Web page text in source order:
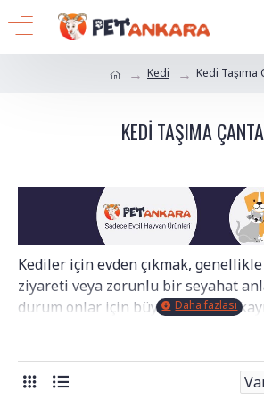
Kedi Kedi Taşıma
KEDI TAŞIMA
Kediler için evden çıkmak,
ziyareti veya zorunlu bir seyahat
durum onlar için büyük bir stres
fileleri yırtabilir veya kapağı
Taşıma Çantaları
kategorimiz;